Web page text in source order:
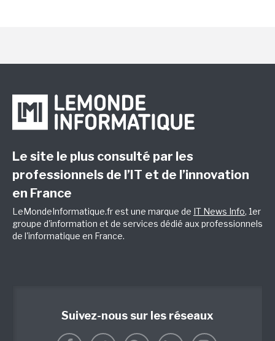
Le site le plus consulté par les
professionnels de l’IT et de l’innovation
en France
LeMondeInformatique.fr est une marque de IT News Info, 1er
groupe d'information et de services dédié aux professionnels
de l'informatique en France.
Suivez-nous sur les réseaux